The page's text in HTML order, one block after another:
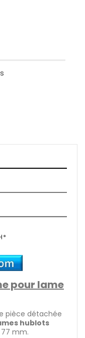
pour lame
pièce détachée
hublots
mm.